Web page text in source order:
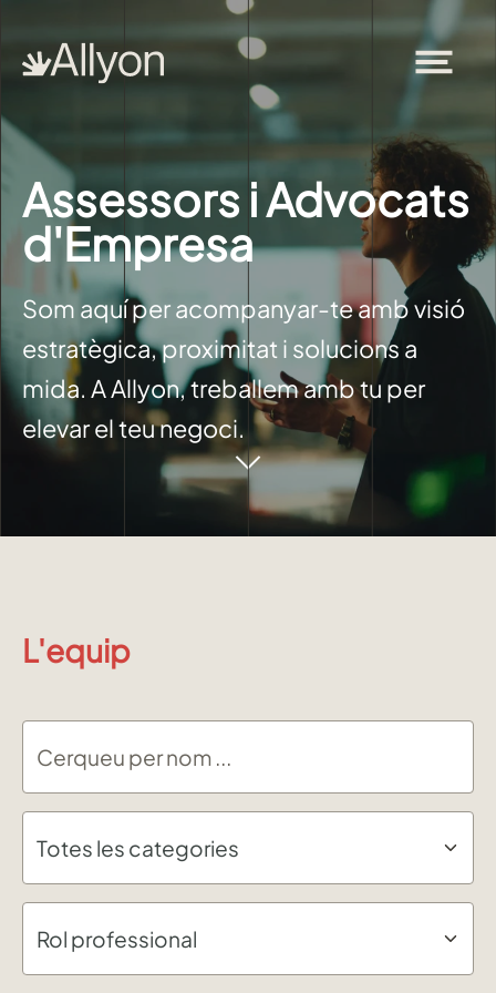
Assessors i Advocats
d'Empresa
Som aquí per acompanyar-te amb visió
estratègica, proximitat i solucions a
mida. A Allyon, treballem amb tu per
elevar el teu negoci.
L'equip